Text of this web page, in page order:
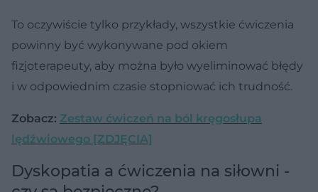
To oczywiście tylko przykłady, wszystkie ćwiczenia
powinny być wykonywane pod okiem
fizjoterapeuty, aby można było wyeliminować błędy
i w odpowiednim czasie stopniować ich trudność.
Zobacz: Zestaw ćwiczeń na ból kręgosłupa
lędźwiowego [ZDJĘCIA]
Dyskopatia a ćwiczenia na siłowni -